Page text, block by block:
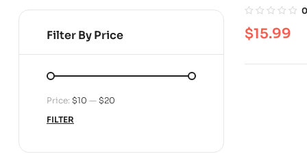
tormenta 0
$15.99
Filter By Price
FILTER
Price: $10 — $20